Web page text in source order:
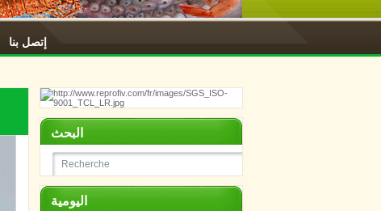
إتصل بنا
البحث
اليومية